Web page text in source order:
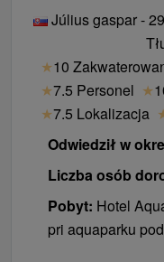
Július gaspar -
★10
★7.5 Personel ★
★7.5 Lokalizacja
Odwiedził w
Liczba osób
Pobyt: Hotel
pri aquaparku